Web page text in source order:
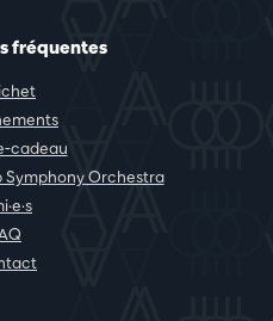
fréquentes
cadeau
Symphony Orchestra